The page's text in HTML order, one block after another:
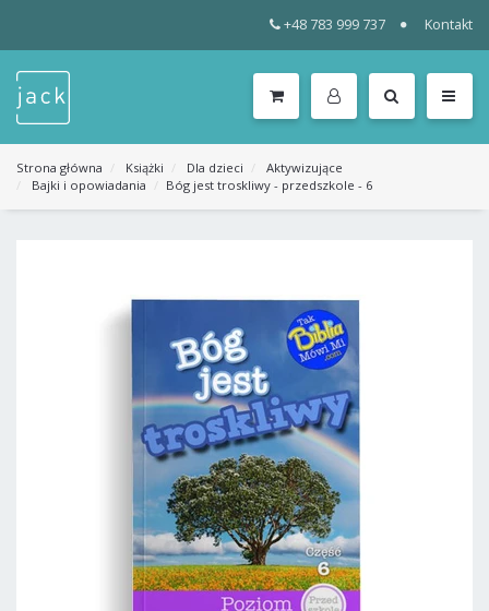
+48 783 999 737 Kontakt
KATEGORIE
MENU
Strona główna Książki Dla dzieci
Aktywizujące
Bajki i opowiadania
Bóg jest troskliwy - przedszkole - 6